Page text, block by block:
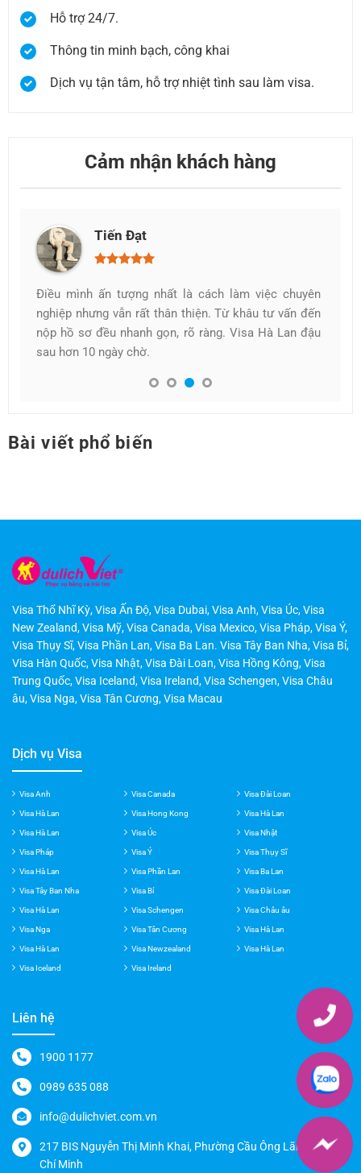
Hỗ trợ 24/7.
Thông tin minh bạch, công khai
Dịch vụ tận tâm, hỗ trợ nhiệt tình sau làm visa.
Cảm nhận khách hàng
đến
đậu
Phước Thuận
Ban đầu mình định tự làm visa nhưng thấy khá rối.
Tìm đến dịch vụ thì được hướng dẫn từng bước,
không bị áp lực gì cả. Visa Hà Lan của mình được
duyệt nhanh chóng, cảm giác rất yên tâm khi làm
Dịch vụ Visa
Visa Anh Visa Canada Visa Đài Loan
Visa Hà Lan Visa Hong Kong Visa Hà Lan
Visa Hà Lan Visa Úc Visa Nhật
Visa Pháp Visa Ý Visa Thụy Sĩ
Visa Hà Lan Visa Phần Lan Visa Ba Lan
Visa Tây Ban Nha Visa Bỉ Visa Đài Loan
Visa Hà Lan Visa Schengen Visa Châu âu
Visa Nga Visa Tân Cương Visa Hà Lan
Visa Hà Lan Visa Newzealand
Liên hệ
217 BIS Nguyễn Thị Minh Khai, Phường Cầu Ông Lãnh, TP. Hồ
Visa Thổ Nhĩ Kỳ,Visa Ấn Độ ,Visa Dubai,Visa Anh,Visa Úc,Visa
New Zealand,Visa Mỹ,Visa Canada, Visa Mexico,Visa Pháp,Visa Ý,
Visa Thụy Sĩ,Visa Phần Lan,Visa Ba Lan.Visa Tây Ban Nha,Visa Bỉ
Visa Hàn Quốc,Visa Nhật,Visa Đài Loan,Visa Hồng Kông, Visa
Trung Quốc,Visa Iceland,Visa Ireland,Visa Schengen